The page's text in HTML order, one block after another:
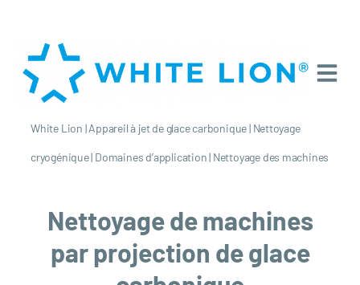
White Lion |Appareil à jet de glace carbonique| Nettoyage
cryogénique| Domaines d’application| Nettoyage des machines
Nettoyage de machines
par projection de glace